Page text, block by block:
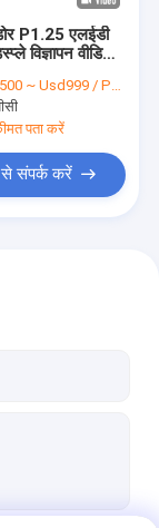
P1.25 एलईडी
विज्ञापन वीडियो
Usd999 / PCS ( Price is negotiable )
पता करें
संपर्क करें